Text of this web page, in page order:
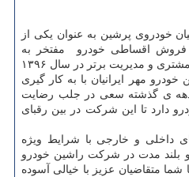
خودروی پرشین به عنوان یکی از
اقساطی خودرو مفتخر به
دریافت گواهی نامه رضایتمندی مشتری و مدیریت برتر در سال ۱۳۹۶
مهر ایرانیان با به کار گیری
دهه ی گذشته سعی در جلب رضایت
دارد تا این شرکت در بین رقبای
داخلی و خارجی با شرایط ویژه
بلند مدت در شرکت راشین خودرو
شما متقاضیان عزیز با خیالی آسوده